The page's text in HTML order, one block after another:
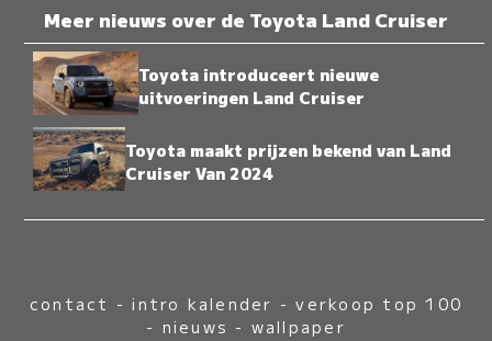
Meer nieuws over de Toyota Land Cruiser
Toyota introduceert nieuwe
uitvoeringen Land Cruiser
Toyota maakt prijzen bekend van Land
Cruiser Van 2024
contact -intro kalender -verkoop top 100
- nieuws - wallpaper